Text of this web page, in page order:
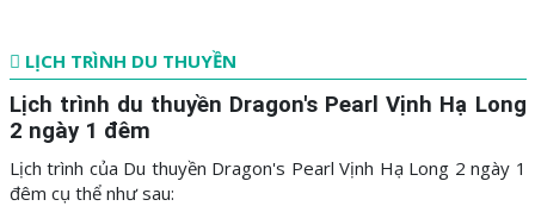
LỊCH TRÌNH DU THUYỀN
Lịch trình du thuyền Dragon's Pearl Vịnh Hạ Long
2 ngày 1 đêm
Lịch trình của Du thuyền Dragon's Pearl Vịnh Hạ Long 2 ngày 1
đêm cụ thể như sau: